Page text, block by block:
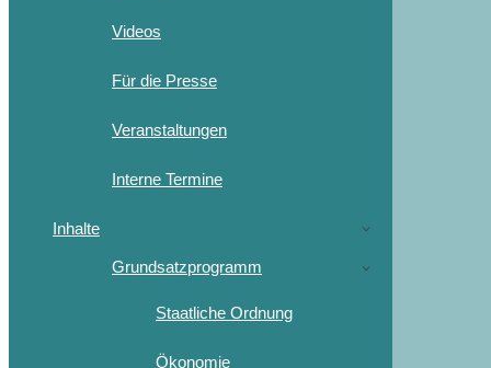
Videos
Für die Presse
Veranstaltungen
Interne Termine
Inhalte
Grundsatzprogramm
Staatliche Ordnung
Ökonomie